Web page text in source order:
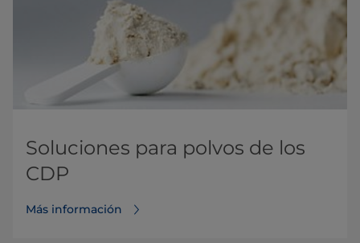
Soluciones para polvos de los
CDP
Más información